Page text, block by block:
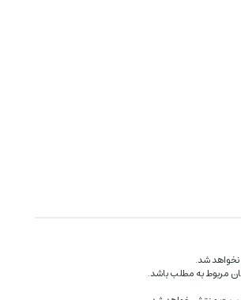
شد.
مربوط به مطلب باشد.